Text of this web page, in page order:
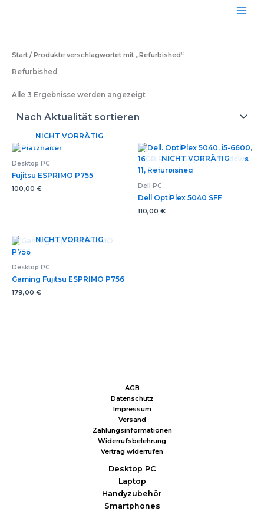
Start / Produkte verschlagwortet mit „Refurbished“
Refurbished
Alle 3 Ergebnisse werden angezeigtNach
NICHT VORRÄTIG
Desktop PC
Fujitsu ESPRIMO P755
100,00 €
NICHT VORRÄTIG
Dell PC
Dell OptiPlex 5040 SFF
110,00 €
NICHT VORRÄTIG
Desktop PC
Gaming Fujitsu ESPRIMO P756
179,00 €
AGB
Datenschutz
Impressum
Versand
Zahlungsinformationen
Widerrufsbelehrung
Vertrag widerrufen
Desktop PC
Laptop
Handyzubehör
Smartphones